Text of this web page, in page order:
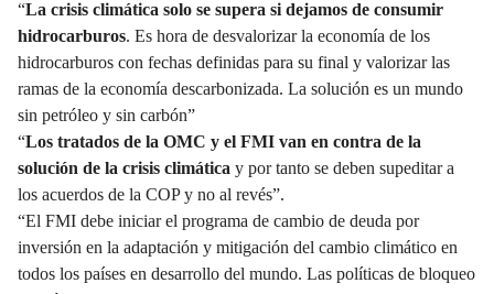
“La crisis climática solo se supera si dejamos de consumir
hidrocarburos. Es hora de desvalorizar la economía de los
hidrocarburos con fechas definidas para su final y valorizar las
ramas de la economía descarbonizada. La solución es un mundo
sin petróleo y sin carbón”
“Los tratados de la OMC y el FMI van en contra de la
solución de la crisis climática y por tanto se deben supeditar a
los acuerdos de la COP y no al revés”.
“El FMI debe iniciar el programa de cambio de deuda por
inversión en la adaptación y mitigación del cambio climático en
todos los países en desarrollo del mundo. Las políticas de bloqueo